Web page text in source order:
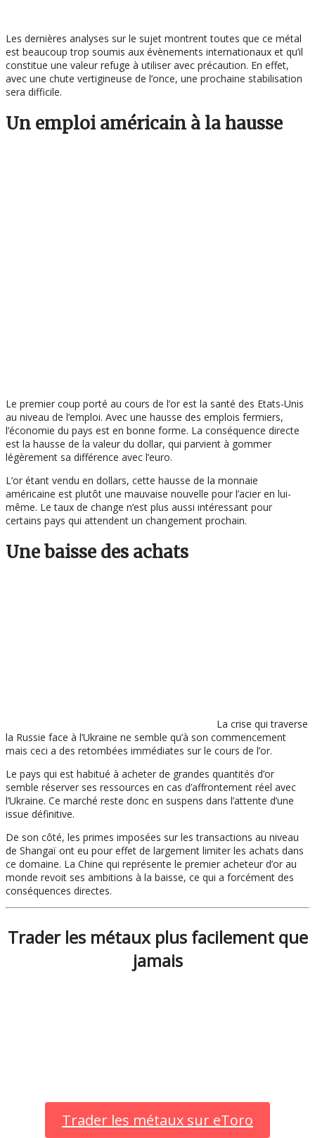
Les dernières analyses sur le sujet montrent toutes que ce métal
est beaucoup trop soumis aux évènements internationaux et qu’il
constitue une valeur refuge à utiliser avec précaution. En effet,
avec une chute vertigineuse de l’once, une prochaine stabilisation
sera difficile.
Un emploi américain à la hausse
Le premier coup porté au cours de l’or est la santé des Etats-Unis
au niveau de l’emploi. Avec une hausse des emplois fermiers,
l’économie du pays est en bonne forme. La conséquence directe
est la hausse de la valeur du dollar, qui parvient à gommer
légèrement sa différence avec l’euro.
L’or étant vendu en dollars, cette hausse de la monnaie
américaine est plutôt une mauvaise nouvelle pour l’acier en lui-
même. Le taux de change n’est plus aussi intéressant pour
certains pays qui attendent un changement prochain.
Une baisse des achats
La crise qui traverse
la Russie face à l’Ukraine ne semble qu’à son commencement
mais ceci a des retombées immédiates sur le cours de l’or.
Le pays qui est habitué à acheter de grandes quantités d’or
semble réserver ses ressources en cas d’affrontement réel avec
l’Ukraine. Ce marché reste donc en suspens dans l’attente d’une
issue définitive.
De son côté, les primes imposées sur les transactions au niveau
de Shangaï ont eu pour effet de largement limiter les achats dans
ce domaine. La Chine qui représente le premier acheteur d’or au
monde revoit ses ambitions à la baisse, ce qui a forcément des
conséquences directes.
Trader les métaux plus facilement que
jamais
Trader les métaux sur eToro